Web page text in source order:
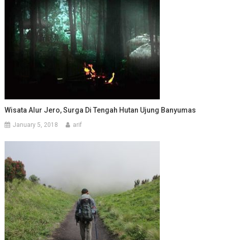
Wisata Alur Jero, Surga Di Tengah Hutan Ujung Banyumas
January 5, 2018 arif